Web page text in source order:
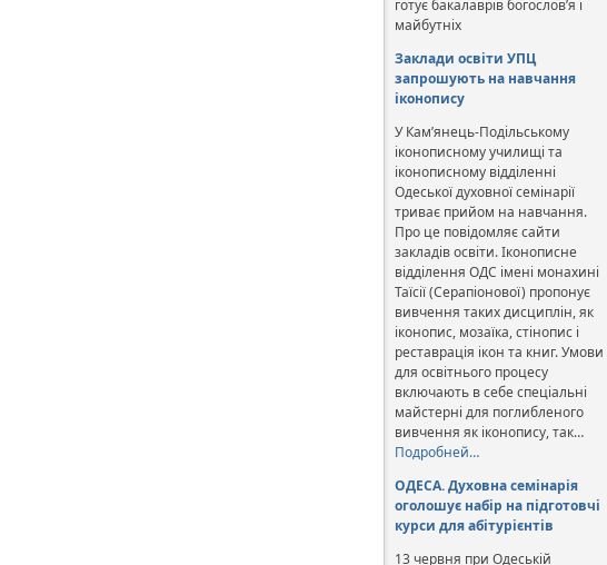
готує бакалаврів богослов’я і
майбутніх
Заклади освіти УПЦ
запрошують на навчання
іконопису
У Кам’янець-Подільському
іконописному училищі та
іконописному відділенні
Одеської духовної семінарії
триває прийом на навчання.
Про це повідомляє сайти
закладів освіти. Іконописне
відділення ОДС імені монахині
Таїсії (Серапіонової) пропонує
вивчення таких дисциплін, як
іконопис, мозаїка, стінопис і
реставрація ікон та книг. Умови
для освітнього процесу
включають в себе спеціальні
майстерні для поглибленого
вивчення як іконопису, так…
Подробней…
ОДЕСА. Духовна семінарія
оголошує набір на підготовчі
курси для абітурієнтів
13 червня при Одеській